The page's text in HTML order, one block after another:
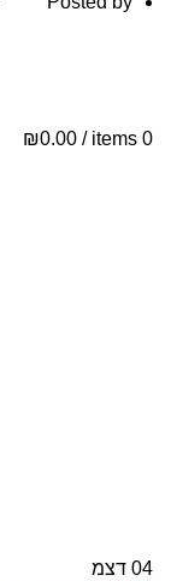
0
items
/
₪0.00
04 דצמ